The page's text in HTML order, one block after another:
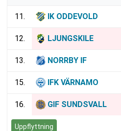
11. IK ODDEVOLD
12. LJUNGSKILE
13. NORRBY IF
15. IFK VÄRNAMO
16. GIF SUNDSVALL
Uppflyttning